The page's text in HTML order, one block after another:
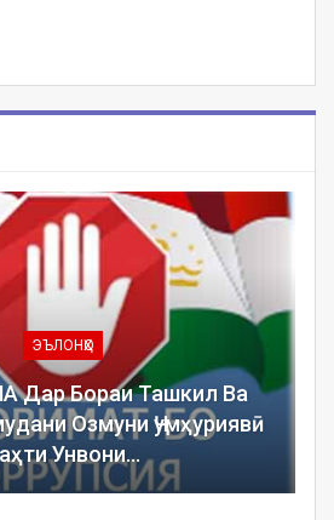
ЭЪЛОНҲО
Дар Бораи Ташкил Ва
Озмуни Ҷумҳуриявӣ
Унвони…